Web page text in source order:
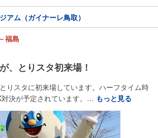
アム（ガイナーレ鳥取）
福島
、とりスタ初来場！
りスタに初来場しています。ハーフタイム時
決が予定されています。… もっと見る